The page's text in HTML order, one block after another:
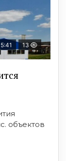
13
объектов